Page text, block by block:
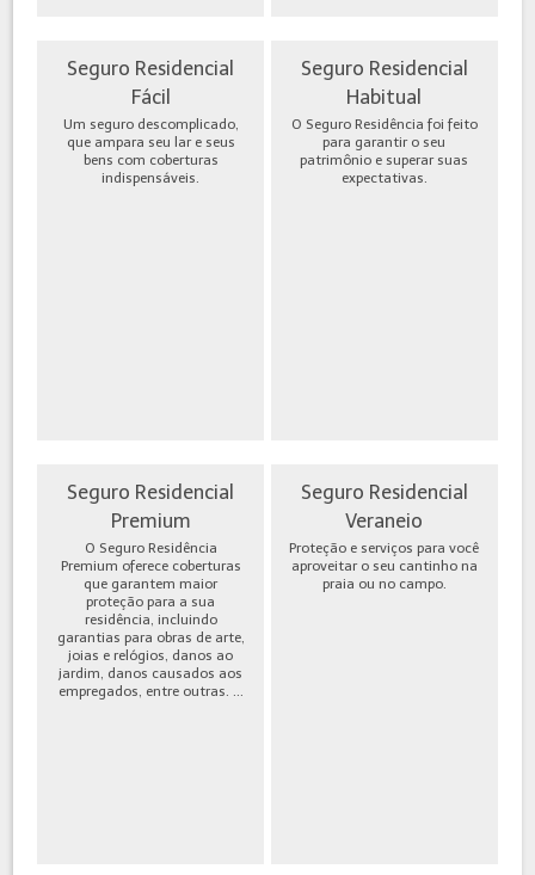
Seguro Residencial
Fácil
Um seguro descomplicado,
que ampara seu lar e seus
bens com coberturas
indispensáveis.
Seguro Residencial
Habitual
O Seguro Residência foi feito
para garantir o seu
patrimônio e superar suas
expectativas.
Seguro Residencial
Premium
O Seguro Residência
Premium oferece coberturas
que garantem maior
proteção para a sua
residência, incluindo
garantias para obras de arte,
joias e relógios, danos ao
jardim, danos causados aos
empregados, entre outras. ...
Seguro Residencial
Veraneio
Proteção e serviços para você
aproveitar o seu cantinho na
praia ou no campo.